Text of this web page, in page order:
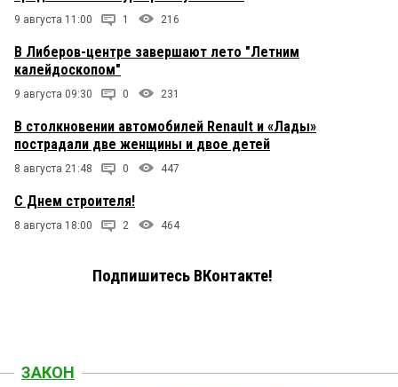
9 августа 11:00 1 216
В Либеров-центре завершают лето "Летним
калейдоскопом"
9 августа 09:30 0 231
В столкновении автомобилей Renault и «Лады»
пострадали две женщины и двое детей
8 августа 21:48 0 447
С Днем строителя!
8 августа 18:00 2 464
Подпишитесь ВКонтакте!
ЗАКОН